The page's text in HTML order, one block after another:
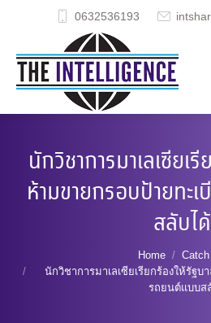
0632536193
นักวิชาการมาเลเซียเ
ห้ามขายกรอบป้ายทะ
สลับได้
Home
นักวิชาการมาเลเซียเรียกร้องให้รัฐ
รถยนต์แบบส